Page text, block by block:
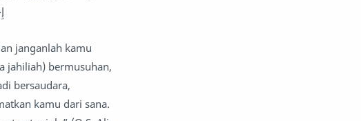
janganlah kamu
jahiliah) bermusuhan,
bersaudara,
kamu dari sana.